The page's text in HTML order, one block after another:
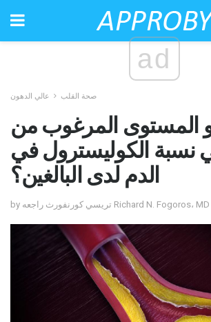
ad
صحة القلب عالي الدهون
المستوى المرغوب من
نسبة الكوليسترول في
الدم لدى البالغين؟
by تريسي كورنفورث راجعه Richard N. Fogoros، MD